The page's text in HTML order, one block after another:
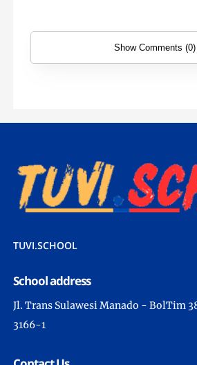
Show Comments (0)
TUVI.SCHOOL
School address
Jl. Trans Sulawesi Manado - BolTim
3166-1